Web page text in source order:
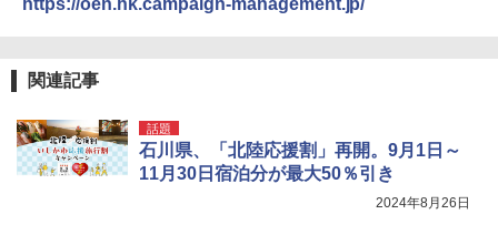
https://oen.hk.campaign-management.jp/
関連記事
話題
石川県、「北陸応援割」再開。9月1日～
11月30日宿泊分が最大50％引き
2024年8月26日